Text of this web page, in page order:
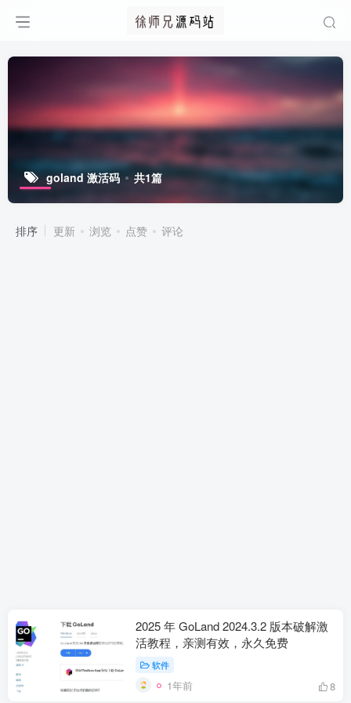
goland 激活码 共1篇
排序 更新 浏览 点赞 评论
2025 年 GoLand 2024.3.2 版本破解激
活教程，亲测有效，永久免费
软件
1年前 8